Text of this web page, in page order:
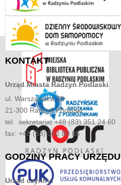
KONTAKT
Urząd MiastaRadzyń Podlaski
ul. Warszawska 32
21-300 Radzyń Podlaski
tel. sekretariat +48 (83) 351 24 60
fax: +48 (83) 352 80 85
GODZINYPRACY URZĘDU
Urząd czynny: